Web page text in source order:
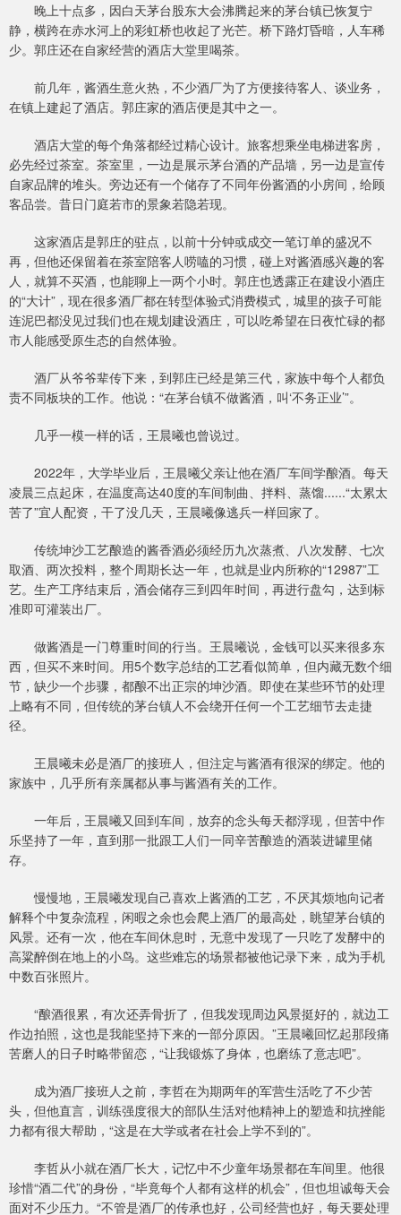
晚上十点多，因白天茅台股东大会沸腾起来的茅台镇已恢复宁
静，横跨在赤水河上的彩虹桥也收起了光芒。桥下路灯昏暗，人车稀
少。郭庄还在自家经营的酒店大堂里喝茶。
前几年，酱酒生意火热，不少酒厂为了方便接待客人、谈业务，
在镇上建起了酒店。郭庄家的酒店便是其中之一。
酒店大堂的每个角落都经过精心设计。旅客想乘坐电梯进客房，
必先经过茶室。茶室里，一边是展示茅台酒的产品墙，另一边是宣传
自家品牌的堆头。旁边还有一个储存了不同年份酱酒的小房间，给顾
客品尝。昔日门庭若市的景象若隐若现。
这家酒店是郭庄的驻点，以前十分钟或成交一笔订单的盛况不
再，但他还保留着在茶室陪客人唠嗑的习惯，碰上对酱酒感兴趣的客
人，就算不买酒，也能聊上一两个小时。郭庄也透露正在建设小酒庄
的“大计”，现在很多酒厂都在转型体验式消费模式，城里的孩子可能
连泥巴都没见过我们也在规划建设酒庄，可以吃希望在日夜忙碌的都
市人能感受原生态的自然体验。
酒厂从爷爷辈传下来，到郭庄已经是第三代，家族中每个人都负
责不同板块的工作。他说：“在茅台镇不做酱酒，叫‘不务正业’”。
几乎一模一样的话，王晨曦也曾说过。
2022年，大学毕业后，王晨曦父亲让他在酒厂车间学酿酒。每天
凌晨三点起床，在温度高达40度的车间制曲、拌料、蒸馏......“太累太
苦了”宜人配资，干了没几天，王晨曦像逃兵一样回家了。
传统坤沙工艺酿造的酱香酒必须经历九次蒸煮、八次发酵、七次
取酒、两次投料，整个周期长达一年，也就是业内所称的“12987”工
艺。生产工序结束后，酒会储存三到四年时间，再进行盘勾，达到标
准即可灌装出厂。
做酱酒是一门尊重时间的行当。王晨曦说，金钱可以买来很多东
西，但买不来时间。用5个数字总结的工艺看似简单，但内藏无数个细
节，缺少一个步骤，都酿不出正宗的坤沙酒。即使在某些环节的处理
上略有不同，但传统的茅台镇人不会绕开任何一个工艺细节去走捷
径。
王晨曦未必是酒厂的接班人，但注定与酱酒有很深的绑定。他的
家族中，几乎所有亲属都从事与酱酒有关的工作。
一年后，王晨曦又回到车间，放弃的念头每天都浮现，但苦中作
乐坚持了一年，直到那一批跟工人们一同辛苦酿造的酒装进罐里储
存。
慢慢地，王晨曦发现自己喜欢上酱酒的工艺，不厌其烦地向记者
解释个中复杂流程，闲暇之余也会爬上酒厂的最高处，眺望茅台镇的
风景。还有一次，他在车间休息时，无意中发现了一只吃了发酵中的
高粱醉倒在地上的小鸟。这些难忘的场景都被他记录下来，成为手机
中数百张照片。
“酿酒很累，有次还弄骨折了，但我发现周边风景挺好的，就边工
作边拍照，这也是我能坚持下来的一部分原因。”王晨曦回忆起那段痛
苦磨人的日子时略带留恋，“让我锻炼了身体，也磨练了意志吧”。
成为酒厂接班人之前，李哲在为期两年的军营生活吃了不少苦
头，但他直言，训练强度很大的部队生活对他精神上的塑造和抗挫能
力都有很大帮助，“这是在大学或者在社会上学不到的”。
李哲从小就在酒厂长大，记忆中不少童年场景都在车间里。他很
珍惜“酒二代”的身份，“毕竟每个人都有这样的机会”，但也坦诚每天会
面对不少压力。“不管是酒厂的传承也好，公司经营也好，每天要处理